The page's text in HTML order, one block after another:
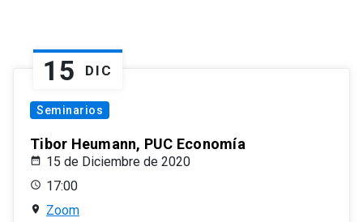
15 DIC
Seminarios
Tibor Heumann, PUC Economía
15 de Diciembre de 2020
17:00
Zoom